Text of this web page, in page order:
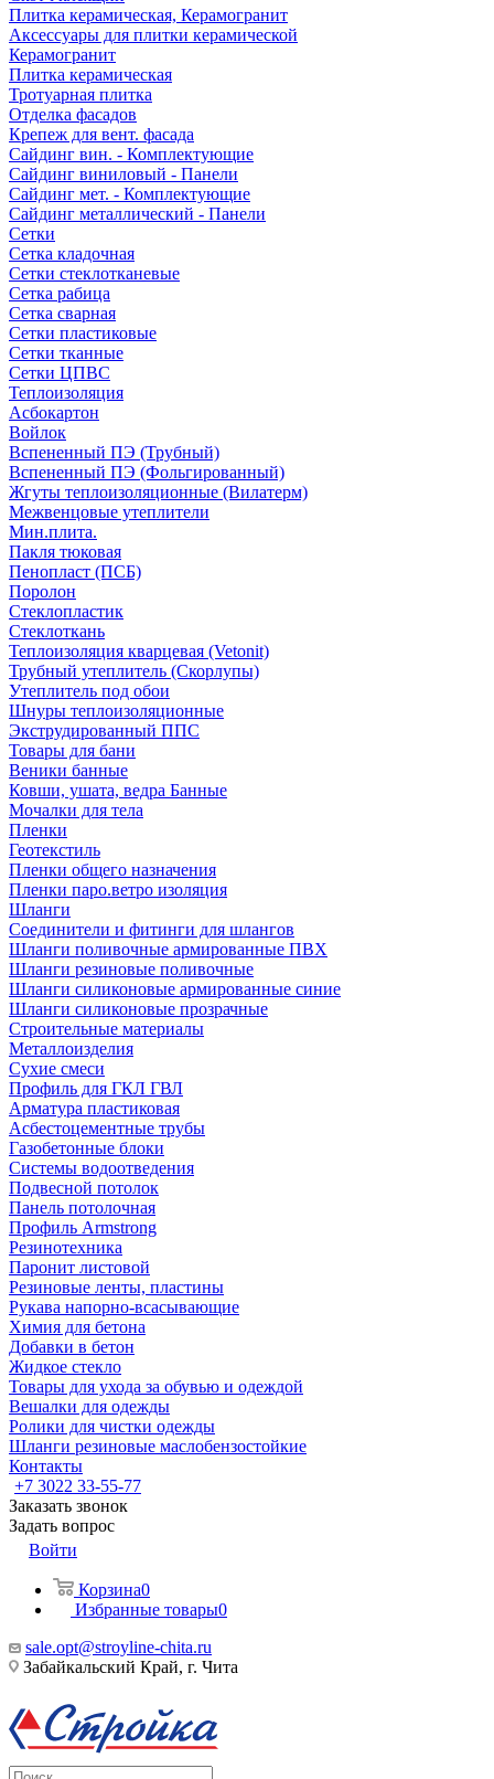
Плитка керамическая, Керамогранит
Аксессуары для плитки керамической
Керамогранит
Плитка керамическая
Тротуарная плитка
Отделка фасадов
Крепеж для вент. фасада
Сайдинг вин. - Комплектующие
Сайдинг виниловый - Панели
Сайдинг мет. - Комплектующие
Сайдинг металлический - Панели
Сетки
Сетка кладочная
Сетки стеклотканевые
Сетка рабица
Сетка сварная
Сетки пластиковые
Сетки тканные
Сетки ЦПВС
Теплоизоляция
Асбокартон
Войлок
Вспененный ПЭ (Трубный)
Вспененный ПЭ (Фольгированный)
Жгуты теплоизоляционные (Вилатерм)
Межвенцовые утеплители
Мин.плита.
Пакля тюковая
Пенопласт (ПСБ)
Поролон
Стеклопластик
Стеклоткань
Теплоизоляция кварцевая (Vetonit)
Трубный утеплитель (Скорлупы)
Утеплитель под обои
Шнуры теплоизоляционные
Экструдированный ППС
Товары для бани
Веники банные
Ковши, ушата, ведра Банные
Мочалки для тела
Пленки
Геотекстиль
Пленки общего назначения
Пленки паро.ветро изоляция
Шланги
Соединители и фитинги для шлангов
Шланги поливочные армированные ПВХ
Шланги резиновые поливочные
Шланги силиконовые армированные синие
Шланги силиконовые прозрачные
Строительные материалы
Металлоизделия
Сухие смеси
Профиль для ГКЛ ГВЛ
Арматура пластиковая
Асбестоцементные трубы
Газобетонные блоки
Системы водоотведения
Подвесной потолок
Панель потолочная
Профиль Armstrong
Резинотехника
Паронит листовой
Резиновые ленты, пластины
Рукава напорно-всасывающие
Химия для бетона
Добавки в бетон
Жидкое стекло
Товары для ухода за обувью и одеждой
Вешалки для одежды
Ролики для чистки одежды
Шланги резиновые маслобензостойкие
Контакты
+7 3022 33-55-77
Заказать звонок
Задать вопрос
Войти
Корзина0
Избранные товары0
sale.opt@stroyline-chita.ru
Забайкальский Край, г. Чита